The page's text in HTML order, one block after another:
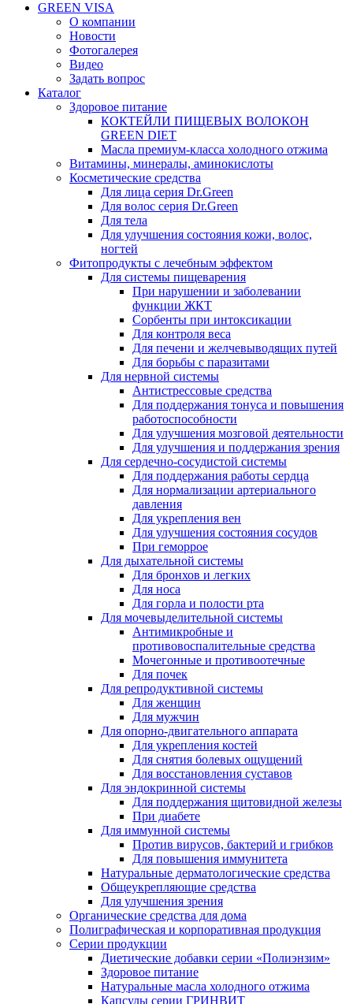
GREEN VISA
О компании
Новости
Фотогалерея
Видео
Задать вопрос
Каталог
Здоровое питание
КОКТЕЙЛИ ПИЩЕВЫХ ВОЛОКОН
GREEN DIET
Масла премиум-класса холодного отжима
Витамины, минералы, аминокислоты
Косметические средства
Для лица серия Dr.Green
Для волос серия Dr.Green
Для тела
Для улучшения состояния кожи, волос,
ногтей
Фитопродукты с лечебным эффектом
Для системы пищеварения
При нарушении и заболевании
функции ЖКТ
Сорбенты при интоксикации
Для контроля веса
Для печени и желчевыводящих путей
Для борьбы с паразитами
Для нервной системы
Антистрессовые средства
Для поддержания тонуса и повышения
работоспособности
Для улучшения мозговой деятельности
Для улучшения и поддержания зрения
Для сердечно-сосудистой системы
Для поддержания работы сердца
Для нормализации артериального
давления
Для укрепления вен
Для улучшения состояния сосудов
При геморрое
Для дыхательной системы
Для бронхов и легких
Для носа
Для горла и полости рта
Для мочевыделительной системы
Антимикробные и
противовоспалительные средства
Мочегонные и противоотечные
Для почек
Для репродуктивной системы
Для женщин
Для мужчин
Для опорно-двигательного аппарата
Для укрепления костей
Для снятия болевых ощущений
Для восстановления суставов
Для эндокринной системы
Для поддержания щитовидной железы
При диабете
Для иммунной системы
Против вирусов, бактерий и грибков
Для повышения иммунитета
Натуральные дерматологические средства
Общеукрепляющие средства
Для улучшения зрения
Органические средства для дома
Полиграфическая и корпоративная продукция
Серии продукции
Диетические добавки серии «Полиэнзим»
Здоровое питание
Натуральные масла холодного отжима
Капсулы серии ГРИНВИТ